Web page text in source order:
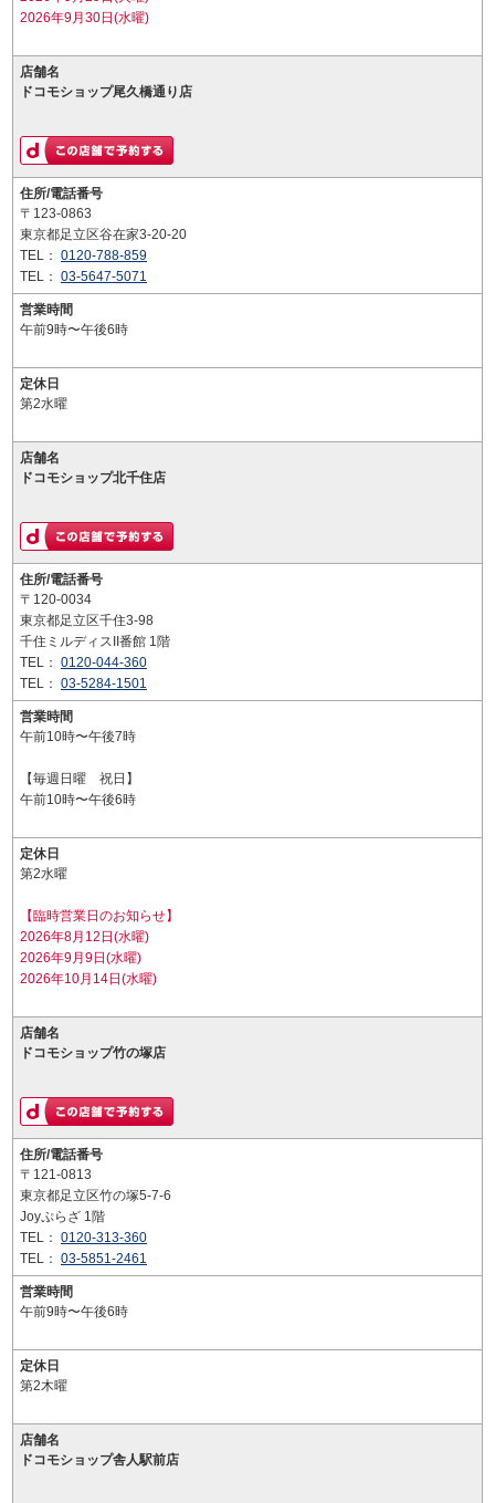
2026年9月30日(水曜)
店舗名
ドコモショップ尾久橋通り店
住所/電話番号
〒123-0863
東京都足立区谷在家3-20-20
TEL： 0120-788-859
TEL： 03-5647-5071
営業時間
午前9時〜午後6時
定休日
第2水曜
店舗名
ドコモショップ北千住店
住所/電話番号
〒120-0034
東京都足立区千住3-98
千住ミルディスII番館 1階
TEL： 0120-044-360
TEL： 03-5284-1501
営業時間
午前10時〜午後7時
【毎週日曜 祝日】
午前10時〜午後6時
定休日
第2水曜
【臨時営業日のお知らせ】
2026年8月12日(水曜)
2026年9月9日(水曜)
2026年10月14日(水曜)
店舗名
ドコモショップ竹の塚店
住所/電話番号
〒121-0813
東京都足立区竹の塚5-7-6
Joyぷらざ 1階
TEL： 0120-313-360
TEL： 03-5851-2461
営業時間
午前9時〜午後6時
定休日
第2木曜
店舗名
ドコモショップ舎人駅前店